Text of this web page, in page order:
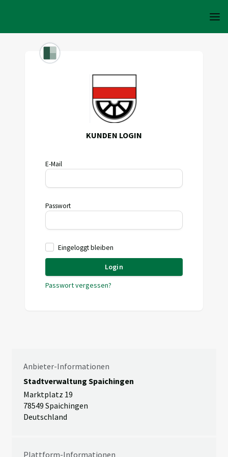
KUNDEN LOGIN
E-Mail
Passwort
Eingeloggt bleiben
Login
Passwort vergessen?
Anbieter-Informationen
Stadtverwaltung Spaichingen
Marktplatz 19
78549 Spaichingen
Deutschland
Plattform-Informationen